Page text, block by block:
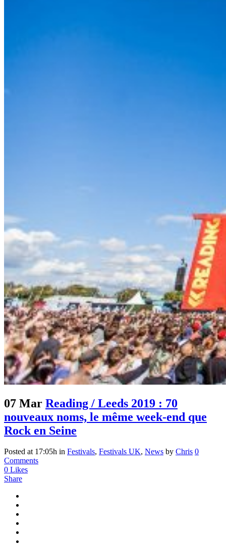
07 Mar Reading / Leeds 2019 : 70
nouveaux noms, le même week-end que
Rock en Seine
Posted at 17:05h in Festivals, Festivals UK, News by Chris 0
Comments
0 Likes
Share